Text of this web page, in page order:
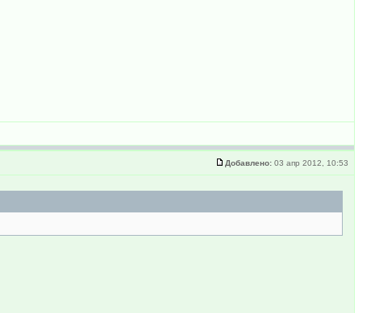
Добавлено: 03 апр 2012, 10:53